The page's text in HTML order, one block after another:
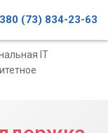
(73) 834-23-63
IT